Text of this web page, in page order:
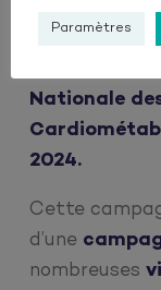
En 2024,
mobilisation
Nationale
2024.
Cette
d’une
nombreuses
Paramètres